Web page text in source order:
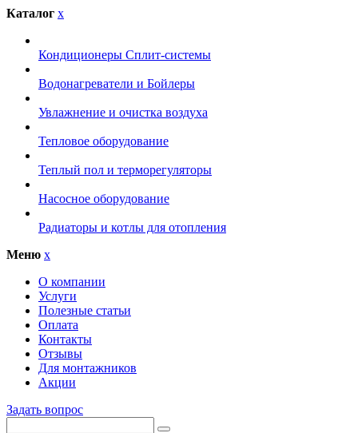
Каталог x
Кондиционеры Сплит-системы
Водонагреватели и Бойлеры
Увлажнение и очистка воздуха
Тепловое оборудование
Теплый пол и терморегуляторы
Насосное оборудование
Радиаторы и котлы для отопления
Меню x
О компании
Услуги
Полезные статьи
Оплата
Контакты
Отзывы
Для монтажников
Акции
Задать вопрос